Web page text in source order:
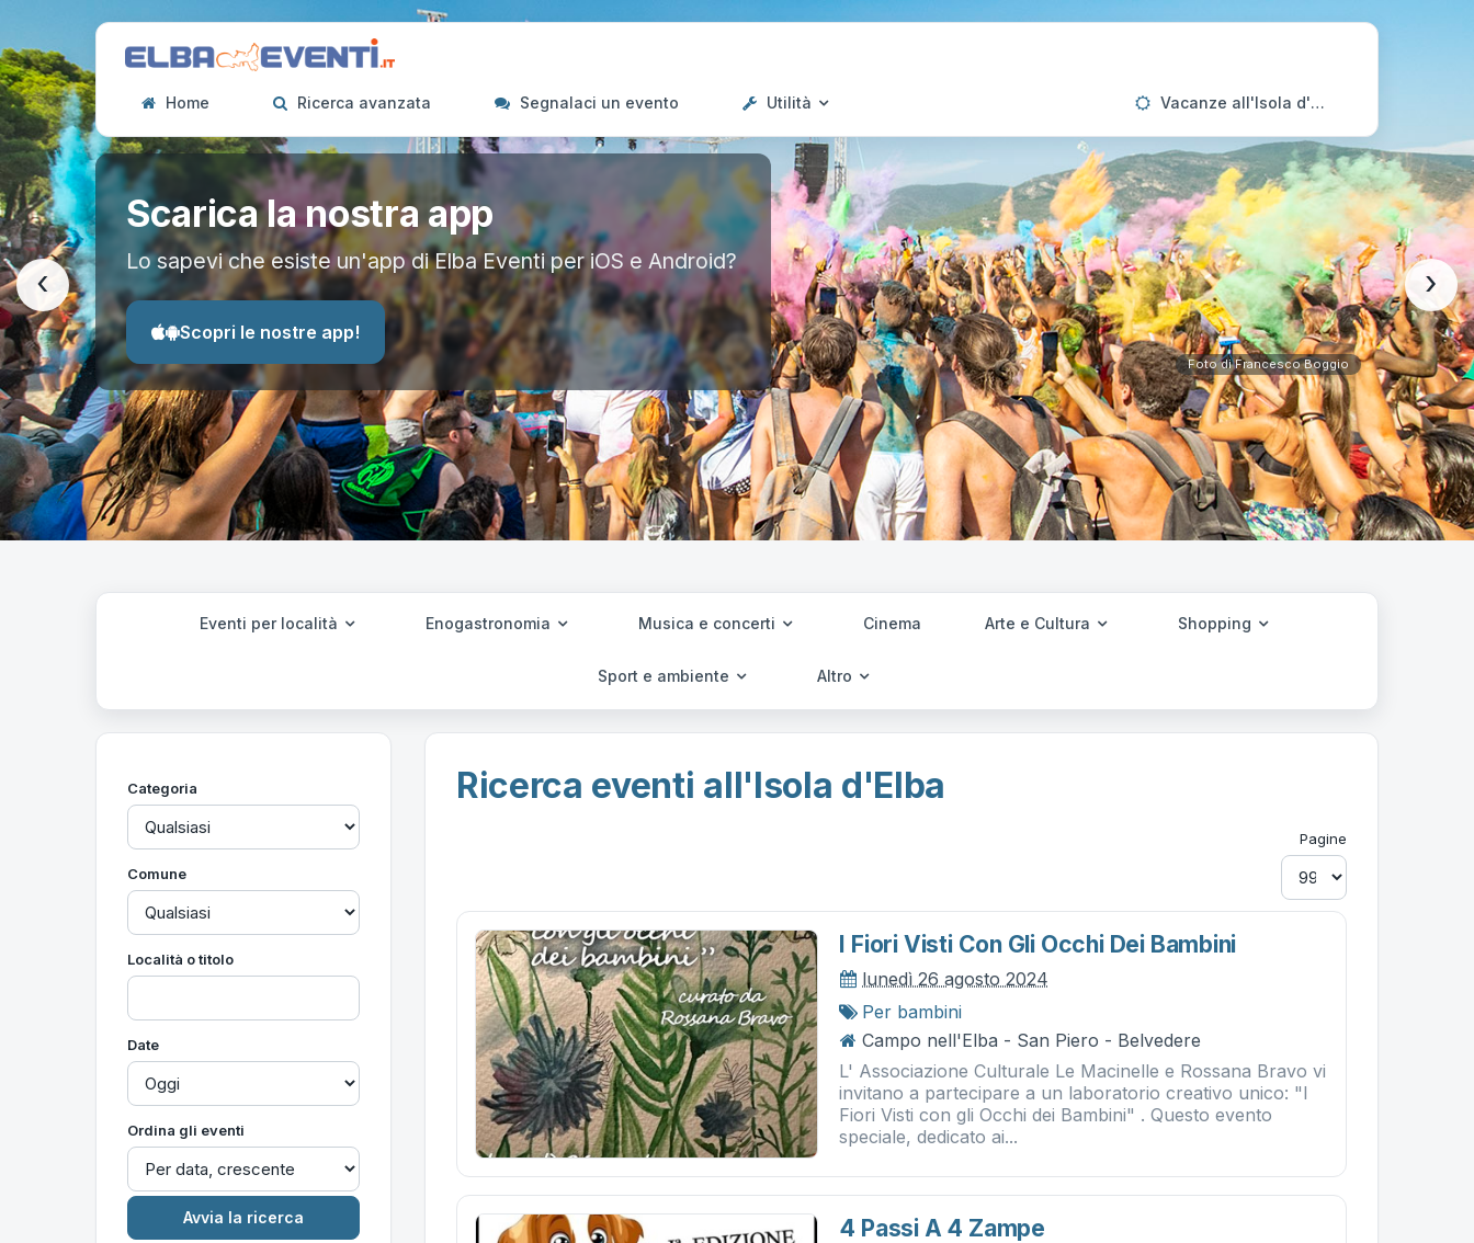
Home Ricerca avanzata Segnalaci un evento Utilità Vacanze all'Isola d'Elba
Scarica la nostra app
Lo sapevi che esiste un'app di Elba Eventi per iOS e Android?
Scopri le nostre app!
Foto di Francesco Boggio
‹ ›
Eventi per località Enogastronomia Musica e concerti Cinema Arte e Cultura Shopping
Sport e ambiente Altro
Categoria
Comune
Località o titolo
Date
Ordina gli eventi
Ricerca eventi all'Isola d'Elba
Pagine
I Fiori Visti Con Gli Occhi Dei Bambini
lunedì 26 agosto 2024
Per bambini
Campo nell'Elba - San Piero - Belvedere
L' Associazione Culturale Le Macinelle e Rossana Bravo vi
invitano a partecipare a un laboratorio creativo unico: "I
Fiori Visti con gli Occhi dei Bambini" . Questo evento
speciale, dedicato ai...
4 Passi A 4 Zampe